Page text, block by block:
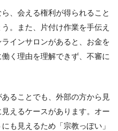
、会える権利が得られること
。また、片付け作業を手伝え
インサロンがあると、お金を
く理由を理解できず、不審に
ることでも、外部の方から見
えるケースがあります。オー
も見えるため「宗教っぽい」